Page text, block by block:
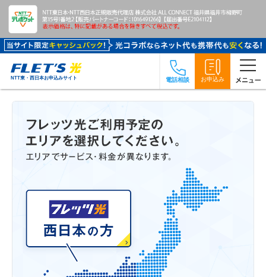
NTT東・西日本お申込みサイト 電話相談 お申込み